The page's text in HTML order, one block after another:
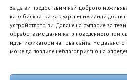
За да ви предоставим най-доброто
като бисквитки за съхранение и/или
устройството ви. Даване на съгласие за
обработваме данни като поведението при
идентификатори на това сайта. Не даването
може да повлияе неблагоприятно на
Купра Gen 4 Formula E
дебютира пред
публика в Гудууд